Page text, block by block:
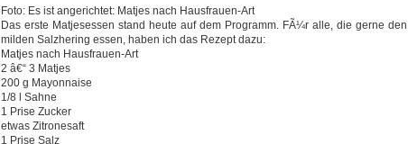
Foto: Es ist angerichtet: Matjes nach Hausfrauen-Art
Das erste Matjesessen stand heute auf dem Programm. FÃ¼r alle, die gerne den
milden Salzhering essen, haben ich das Rezept dazu:
Matjes nach Hausfrauen-Art
2 â€“ 3 Matjes
200 g Mayonnaise
1/8 l Sahne
1 Prise Zucker
etwas Zitronesaft
1 Prise Salz